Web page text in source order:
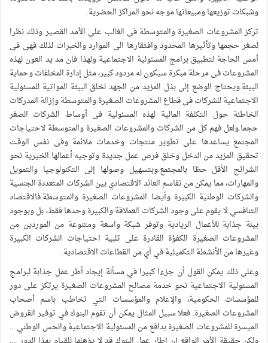
وشبكات توزيعها ومبيعاتها موجه نحو المراكز الحضرية.
تركز المشروعات الصغيرة والمتوسطة فى الغالب على الأمد القصير وذلك نظرا
لصغر حجمها وتأثيرها المحدود وافتقارها الى الموارد والخبرات لذلك فهى فى
أمس الحاجة لتطبيق برامج المسئولية الاجتماعية ولهذا فان مد يد العون لهذه
المشروعات فى مرحلة مبكرة سيكون له مردود كبير، مثل إدارة المخلفات وحماية
البيئة.ويحتاج الوضع إلى بذل المزيد من الجهد لخلق البيئة المواتية للمسئولية
الاجتماعية للشركات فى قطاع المشروعات الصغيرة والمتوسطة وإزالة المدركات
الخاطئة حول التكلفة المالية لهذه المسئولية فى أوساط الشركات الصغر
حجما.ولعل فهم كل من الشركات والمشروعات الصغيرة والمتوسطة لاحتياجات
المجتمع يساعدها على تطوير منتجات وخدمات ملائمة وفى نفس الوقت
تحقيق المزيد من الدخل وخلق فرص عمل جديدة وتوجيه أعمالها الخيرية نحو
الشرائح الأقل حظا بالمجتمع.وبتسهيل وصولها إلى التكنولوجيا والتمويل
والمهارات، مما يمكن من تقاسم العائد الاقتصادي بين الشركات المتعددة الجنسية
والشركات الوطنية الكبيرة وأيضا المشروعات الصغيرة والمتوسطة.فالاقتصاد
التنافسي لا يقوم على وجود الشركات العملاقة والكبيرة وحدها فقط، بل وبوجود
بيئة جذابة للأعمال الريادية وتوفر شبكة واسعة ومتنوعة من الموردين من
المشروعات الصغيرة الكفؤة القادرة على تلبية احتياجات الشركات الكبيرة
وغيرها من الأنشطة التكميلية في أي من القطاعات الاقتصادية.
وعلى ذلك يمكن القول أن جزءا كبيرا في مسألة إيجاد أطر عمل جذابة لبرامج
المسئولية الاجتماعية نحو خدمة مصالح المشروعات الصغيرة يرتكز على دور
للمؤسسات الحكومية، والإعلام والمؤسسات التي تخاطب باسم أصحاب
المشروعات الصغيرة. فعلا سبيل المثال يمكن أن تقوم البنوك في توفير القروض
الميسرة للمشروعات الصغيرة بدافع من المسئولية الاجتماعية والحس الوطني ...